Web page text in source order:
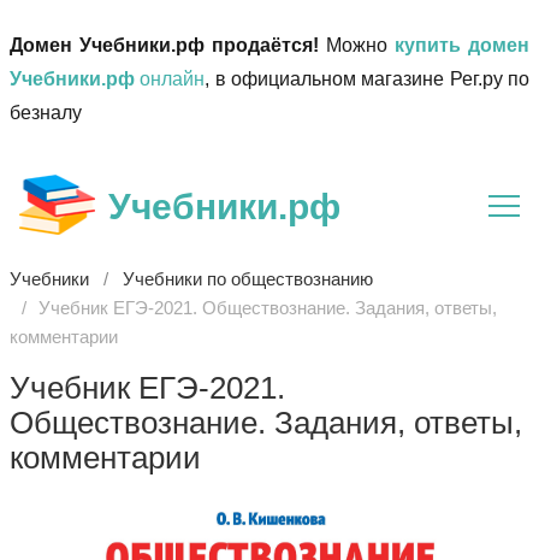
Домен Учебники.рф продаётся! Можно купить домен
Учебники.рф онлайн, в официальном магазине Рег.ру по
безналу
Учебники.рф
Учебники
Учебники по обществознанию
Учебник ЕГЭ-2021. Обществознание. Задания, ответы,
комментарии
Учебник ЕГЭ-2021.
Обществознание. Задания, ответы,
комментарии